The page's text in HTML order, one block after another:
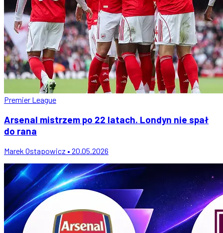
Premier League
Arsenal mistrzem po 22 latach. Londyn nie spał
do rana
Marek Ostapowicz • 20.05.2026